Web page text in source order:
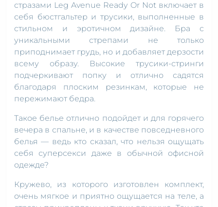
стразами Leg Avenue Ready Or Not включает в
себя бюстгальтер и трусики, выполненные в
стильном и эротичном дизайне. Бра с
уникальными стрепами не только
приподнимает грудь, но и добавляет дерзости
всему образу. Высокие трусики-стринги
подчеркивают попку и отлично садятся
благодаря плоским резинкам, которые не
пережимают бедра.
Такое белье отлично подойдет и для горячего
вечера в спальне, и в качестве повседневного
белья — ведь кто сказал, что нельзя ощущать
себя суперсекси даже в обычной офисной
одежде?
Кружево, из которого изготовлен комплект,
очень мягкое и приятно ощущается на теле, а